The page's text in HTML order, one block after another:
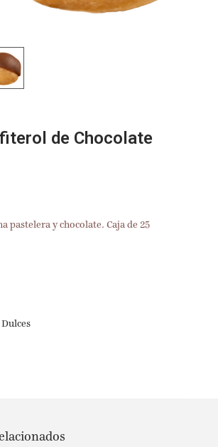
de Chocolate
pastelera y chocolate. Caja de 25